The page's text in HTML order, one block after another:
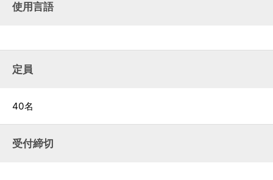
使用言語
定員
40名
受付締切